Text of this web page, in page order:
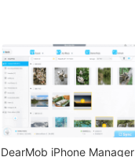
DearMob iPhone Manager